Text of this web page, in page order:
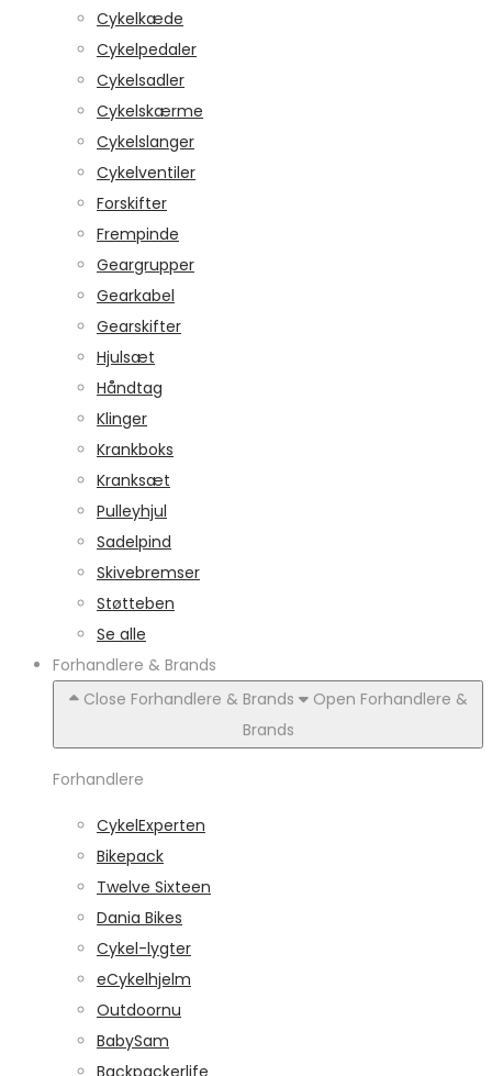
Cykelkæde
Cykelpedaler
Cykelsadler
Cykelskærme
Cykelslanger
Cykelventiler
Forskifter
Frempinde
Geargrupper
Gearkabel
Gearskifter
Hjulsæt
Håndtag
Klinger
Krankboks
Kranksæt
Pulleyhjul
Sadelpind
Skivebremser
Støtteben
Se alle
Forhandlere & Brands
Close Forhandlere & Brands
Open Forhandlere &
Brands
Forhandlere
CykelExperten
Bikepack
Twelve Sixteen
Dania Bikes
Cykel-lygter
eCykelhjelm
Outdoornu
BabySam
Backpackerlife